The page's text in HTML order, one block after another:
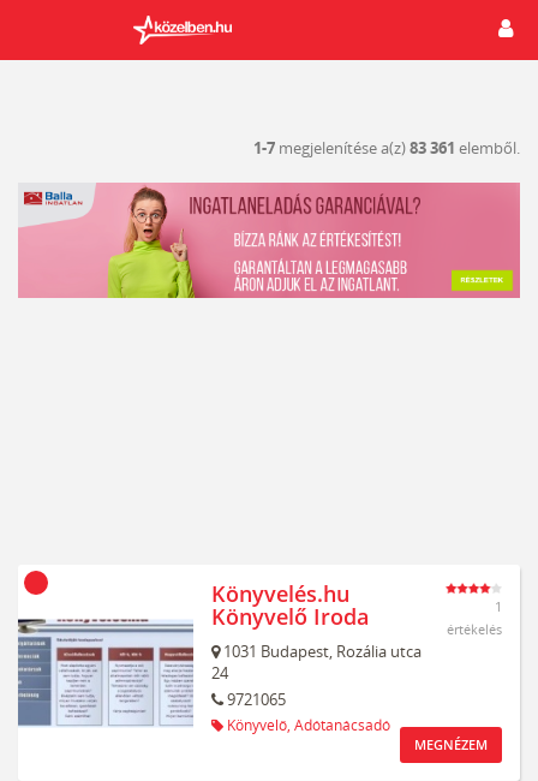
1-7 megjelenítése a(z)83 361 elemből.
Könyvelés.hu
Könyvelő Iroda
1031 Budapest, Rozália utca
24
9721065
Könyvelő, Adótanácsadó
1
értékelés
MEGNÉZEM